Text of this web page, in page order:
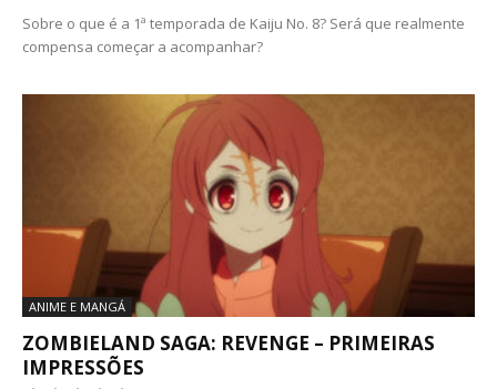
Sobre o que é a 1ª temporada de Kaiju No. 8? Será que realmente
compensa começar a acompanhar?
ANIME E MANGÁ
ZOMBIELAND SAGA: REVENGE – PRIMEIRAS
IMPRESSÕES